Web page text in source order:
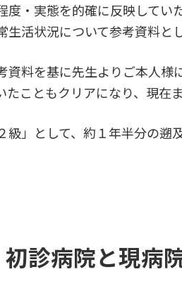
度・実態を的確に反映して
生活状況について参考資料
資料を基に先生よりご本人
こともクリアになり、現在
」として、約１年半分の遡
初診病院と現病